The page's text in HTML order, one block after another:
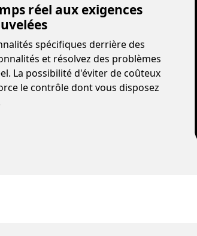
réel aux exigences
spécifiques derrière des
et résolvez des problèmes
La possibilité d'éviter de coûteux
le contrôle dont vous disposez